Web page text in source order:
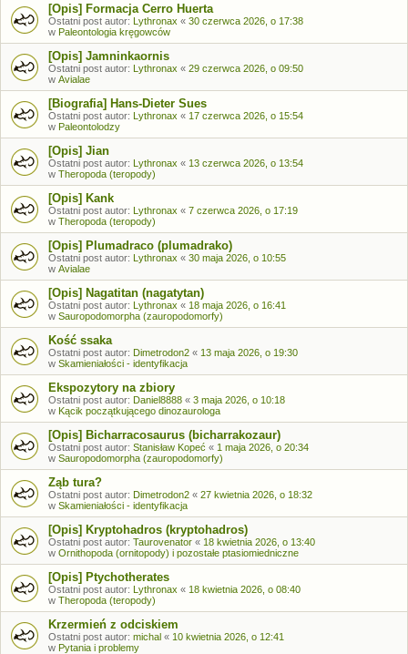
[Opis] Formacja Cerro Huerta
Ostatni post autor: Lythronax « 30 czerwca 2026, o 17:38
w Paleontologia kręgowców
[Opis] Jamninkaornis
Ostatni post autor: Lythronax « 29 czerwca 2026, o 09:50
w Avialae
[Biografia] Hans-Dieter Sues
Ostatni post autor: Lythronax « 17 czerwca 2026, o 15:54
w Paleontolodzy
[Opis] Jian
Ostatni post autor: Lythronax « 13 czerwca 2026, o 13:54
w Theropoda (teropody)
[Opis] Kank
Ostatni post autor: Lythronax « 7 czerwca 2026, o 17:19
w Theropoda (teropody)
[Opis] Plumadraco (plumadrako)
Ostatni post autor: Lythronax « 30 maja 2026, o 10:55
w Avialae
[Opis] Nagatitan (nagatytan)
Ostatni post autor: Lythronax « 18 maja 2026, o 16:41
w Sauropodomorpha (zauropodomorfy)
Kość ssaka
Ostatni post autor: Dimetrodon2 « 13 maja 2026, o 19:30
w Skamieniałości - identyfikacja
Ekspozytory na zbiory
Ostatni post autor: Daniel8888 « 3 maja 2026, o 10:18
w Kącik początkującego dinozaurologa
[Opis] Bicharracosaurus (bicharrakozaur)
Ostatni post autor: Stanisław Kopeć « 1 maja 2026, o 20:34
w Sauropodomorpha (zauropodomorfy)
Ząb tura?
Ostatni post autor: Dimetrodon2 « 27 kwietnia 2026, o 18:32
w Skamieniałości - identyfikacja
[Opis] Kryptohadros (kryptohadros)
Ostatni post autor: Taurovenator « 18 kwietnia 2026, o 13:40
w Ornithopoda (ornitopody) i pozostałe ptasiomiedniczne
[Opis] Ptychotherates
Ostatni post autor: Lythronax « 18 kwietnia 2026, o 08:40
w Theropoda (teropody)
Krzermień z odciskiem
Ostatni post autor: michal « 10 kwietnia 2026, o 12:41
w Pytania i problemy